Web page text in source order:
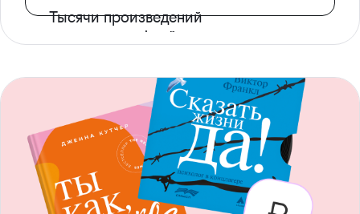
Тысячи произведений
с доступом офлайн